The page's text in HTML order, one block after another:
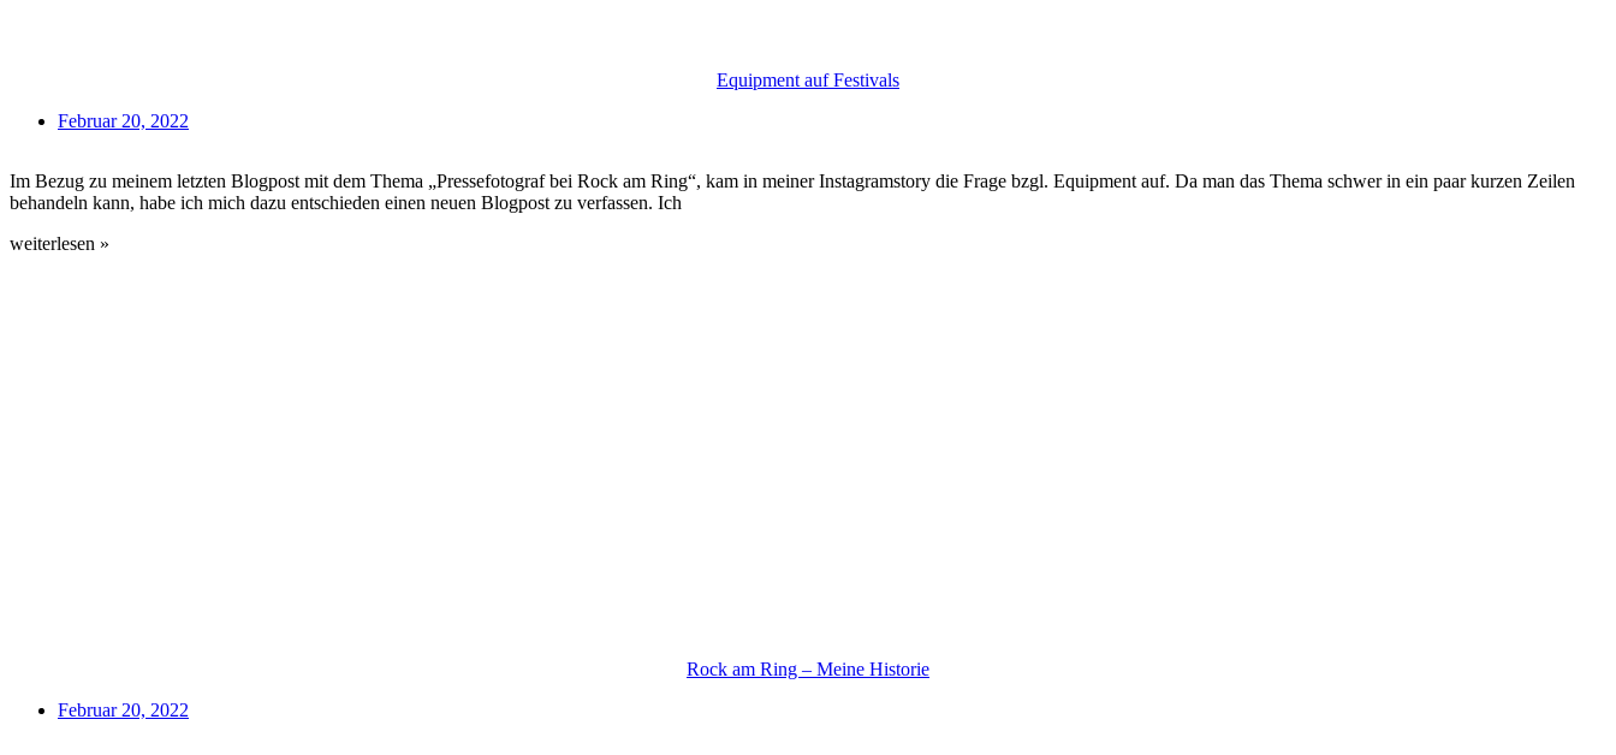
Equipment auf Festivals
Februar 20, 2022
Im Bezug zu meinem letzten Blogpost mit dem Thema „Pressefotograf bei Rock am Ring“, kam in meiner Instagramstory die Frage bzgl. Equipment auf. Da man das Thema schwer in ein paar kurzen Zeilen
behandeln kann, habe ich mich dazu entschieden einen neuen Blogpost zu verfassen. Ich
weiterlesen »
Rock am Ring – Meine Historie
Februar 20, 2022